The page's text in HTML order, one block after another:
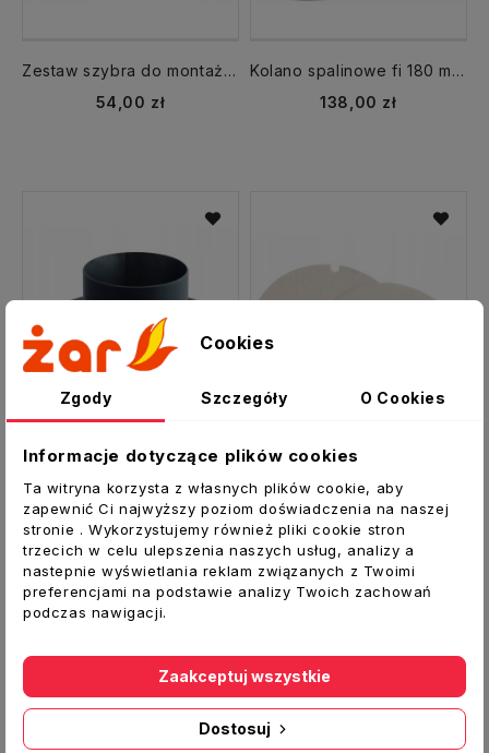
Zestaw szybra do montażu fi 120 krótka rączkaSZK-SET120
54,00 zł
Kolano spalinowe fi 180 mm KNSR180/UNI-CZ2 regulowane 4 segmentowe
138,00 zł
WKC 180 - 200 mm CZ2 Przejście redukcja komin ceramiczny
104,00 zł
17,00 zł
Cookies
Zgody Szczegóły O Cookies
Informacje dotyczące plików cookies
Ta witryna korzysta z własnych plików cookie, aby
zapewnić Ci najwyższy poziom doświadczenia na naszej
stronie . Wykorzystujemy również pliki cookie stron
trzecich w celu ulepszenia naszych usług, analizy a
nastepnie wyświetlania reklam związanych z Twoimi
preferencjami na podstawie analizy Twoich zachowań
podczas nawigacji.
Dostosuj
Zaakceptuj wszystkie